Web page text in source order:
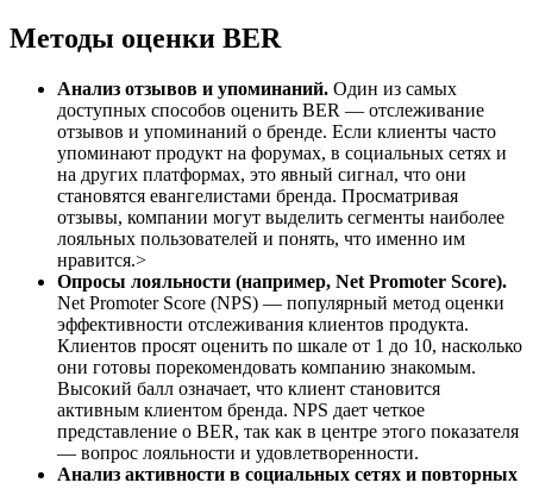
Методы оценки BER
Анализ отзывов и упоминаний. Один из самых
доступных способов оценить BER — отслеживание
отзывов и упоминаний о бренде. Если клиенты часто
упоминают продукт на форумах, в социальных сетях и
на других платформах, это явный сигнал, что они
становятся евангелистами бренда. Просматривая
отзывы, компании могут выделить сегменты наиболее
лояльных пользователей и понять, что именно им
нравится.>
Опросы лояльности (например, Net Promoter Score).
Net Promoter Score (NPS) — популярный метод оценки
эффективности отслеживания клиентов продукта.
Клиентов просят оценить по шкале от 1 до 10, насколько
они готовы порекомендовать компанию знакомым.
Высокий балл означает, что клиент становится
активным клиентом бренда. NPS дает четкое
представление о BER, так как в центре этого показателя
— вопрос лояльности и удовлетворенности.
Анализ активности в социальных сетях и повторных